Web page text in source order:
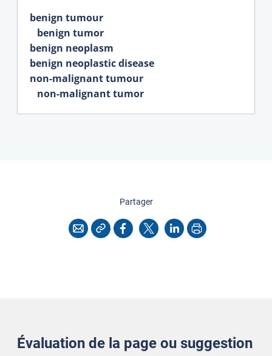
benign tumour
benign tumor
benign neoplasm
benign neoplastic disease
non-malignant tumour
non-malignant tumor
Partagercette page
CourrielCopier l'adresse
Facebook
X LinkedInImprimer
Évaluation de la page ou suggestion